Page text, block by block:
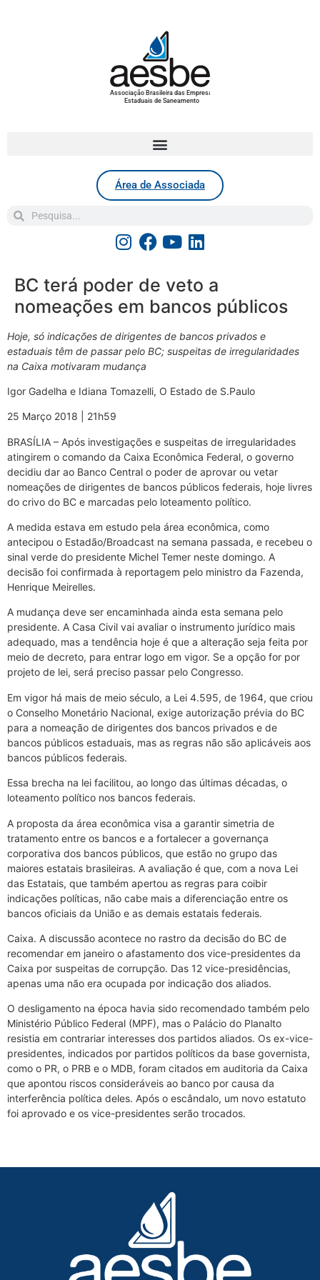
Associação Brasileira das Empresas
Estaduais de Saneamento
Área de Associada
BC terá poder de veto a
nomeações em bancos públicos
Hoje, só indicações de dirigentes de bancos privados e
estaduais têm de passar pelo BC; suspeitas de irregularidades
na Caixa motivaram mudança
Igor Gadelha e Idiana Tomazelli, O Estado de S.Paulo
25 Março 2018 | 21h59
BRASÍLIA – Após investigações e suspeitas de irregularidades
atingirem o comando da Caixa Econômica Federal, o governo
decidiu dar ao Banco Central o poder de aprovar ou vetar
nomeações de dirigentes de bancos públicos federais, hoje livres
do crivo do BC e marcadas pelo loteamento político.
A medida estava em estudo pela área econômica, como
antecipou o Estadão/Broadcast na semana passada, e recebeu o
sinal verde do presidente Michel Temer neste domingo. A
decisão foi confirmada à reportagem pelo ministro da Fazenda,
Henrique Meirelles.
A mudança deve ser encaminhada ainda esta semana pelo
presidente. A Casa Civil vai avaliar o instrumento jurídico mais
adequado, mas a tendência hoje é que a alteração seja feita por
meio de decreto, para entrar logo em vigor. Se a opção for por
projeto de lei, será preciso passar pelo Congresso.
Em vigor há mais de meio século, a Lei 4.595, de 1964, que criou
o Conselho Monetário Nacional, exige autorização prévia do BC
para a nomeação de dirigentes dos bancos privados e de
bancos públicos estaduais, mas as regras não são aplicáveis aos
bancos públicos federais.
Essa brecha na lei facilitou, ao longo das últimas décadas, o
loteamento político nos bancos federais.
A proposta da área econômica visa a garantir simetria de
tratamento entre os bancos e a fortalecer a governança
corporativa dos bancos públicos, que estão no grupo das
maiores estatais brasileiras. A avaliação é que, com a nova Lei
das Estatais, que também apertou as regras para coibir
indicações políticas, não cabe mais a diferenciação entre os
bancos oficiais da União e as demais estatais federais.
Caixa. A discussão acontece no rastro da decisão do BC de
recomendar em janeiro o afastamento dos vice-presidentes da
Caixa por suspeitas de corrupção. Das 12 vice-presidências,
apenas uma não era ocupada por indicação dos aliados.
O desligamento na época havia sido recomendado também pelo
Ministério Público Federal (MPF), mas o Palácio do Planalto
resistia em contrariar interesses dos partidos aliados. Os ex-vice-
presidentes, indicados por partidos políticos da base governista,
como o PR, o PRB e o MDB, foram citados em auditoria da Caixa
que apontou riscos consideráveis ao banco por causa da
interferência política deles. Após o escândalo, um novo estatuto
foi aprovado e os vice-presidentes serão trocados.